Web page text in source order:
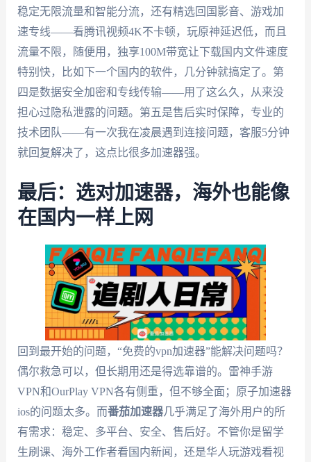
稳定无限流量和智能分流，还有精选回国影音、游戏加
速专线——看腾讯视频4K不卡顿，玩原神延迟低，而且
流量不限，随便用，独享100M带宽让下载国内文件速度
特别快，比如下一个国内的软件，几分钟就搞定了。第
四是数据安全加密和专线传输——用了这么久，从来没
担心过隐私泄露的问题。第五是售后实时保障，专业的
技术团队——有一次我在凌晨遇到连接问题，客服5分钟
就回复解决了，这点比很多加速器强。
最后：选对加速器，海外也能像
在国内一样上网
回到最开始的问题，“免费的vpn加速器”能解决问题吗？
偶尔救急可以，但长期用还是得选靠谱的。雷神手游
VPN和OurPlay VPN各有侧重，但不够全面；原子加速器
ios的问题太多。而番茄加速器几乎满足了海外用户的所
有需求：稳定、多平台、安全、售后好。不管你是留学
生刷课、海外工作者看国内新闻，还是华人玩游戏看视